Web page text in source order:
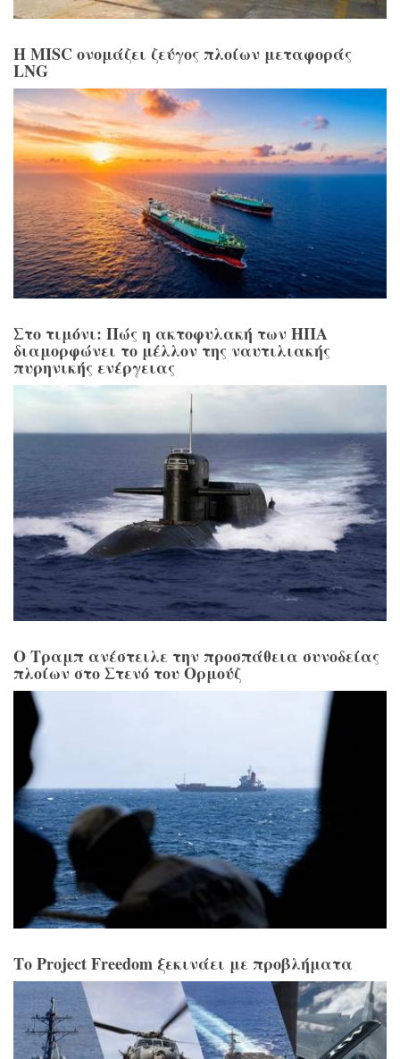
Η MISC ονομάζει ζεύγος πλοίων μεταφοράς
LNG
Στο τιμόνι: Πώς η ακτοφυλακή των ΗΠΑ
διαμορφώνει το μέλλον της ναυτιλιακής
πυρηνικής ενέργειας
Ο Τραμπ ανέστειλε την προσπάθεια συνοδείας
πλοίων στο Στενό του Ορμούζ
Το Project Freedom ξεκινάει με προβλήματα